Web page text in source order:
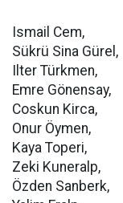
Ismail Cem,
Sükrü Sina Gürel,
Ilter Türkmen,
Emre Gönensay,
Coskun Kirca,
Onur Öymen,
Kaya Toperi,
Zeki Kuneralp,
Özden Sanberk,